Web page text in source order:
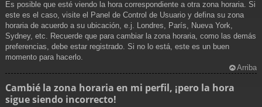
Es posible que esté viendo la hora correspondiente a otra zona horaria. Si
este es el caso, visite el Panel de Control de Usuario y defina su zona
horaria de acuerdo a su ubicación, e.j. Londres, París, Nueva York,
Sydney, etc. Recuerde que para cambiar la zona horaria, como las demás
preferencias, debe estar registrado. Si no lo está, este es un buen
momento para hacerlo.
Arriba
Cambié la zona horaria en mi perfil, ¡pero la hora
sigue siendo incorrecto!